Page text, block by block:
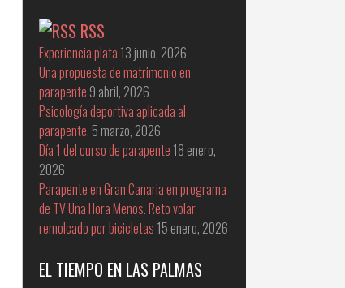
RSS
Experiencia plata 13 junio, 2026
Una propuesta de matrimonio en
parapente 9 abril, 2026
Psicología deportiva aplicada al
parapente. 5 marzo, 2026
Día 1 del curso de parapente 18 enero,
2026
Parapente en Gran Canaria en programa
de TV Una Hora Menos. Reto volar
remolcado por bicicletas 15 enero, 2026
EL TIEMPO EN LAS PALMAS